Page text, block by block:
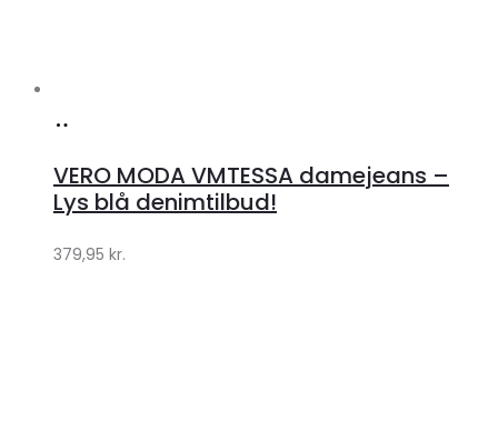
Klædeskabet.dk
VERO MODA VMTESSA damejeans –
Lys blå denimtilbud!
379,95 kr.